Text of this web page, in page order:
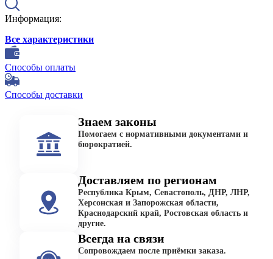
Информация:
Все характеристики
Способы оплаты
Способы доставки
Знаем законы
Помогаем с нормативными документами и
бюрократией.
Доставляем по регионам
Республика Крым, Севастополь, ДНР, ЛНР,
Херсонская и Запорожская области,
Краснодарский край, Ростовская область и
другие.
Всегда на связи
Сопровождаем после приёмки заказа.